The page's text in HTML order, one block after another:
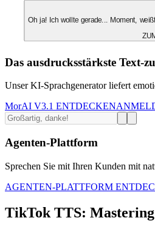
Oh ja! Ich wollte gerade... Moment,
Das ausdrucksstärkste Text-
Unser KI-Sprachgenerator liefert
MorAI V3.1 ENTDECKEN
Agenten-Plattform
Sprechen Sie mit Ihren Kunden mit
AGENTEN-PLATTFORM
TikTok TTS: